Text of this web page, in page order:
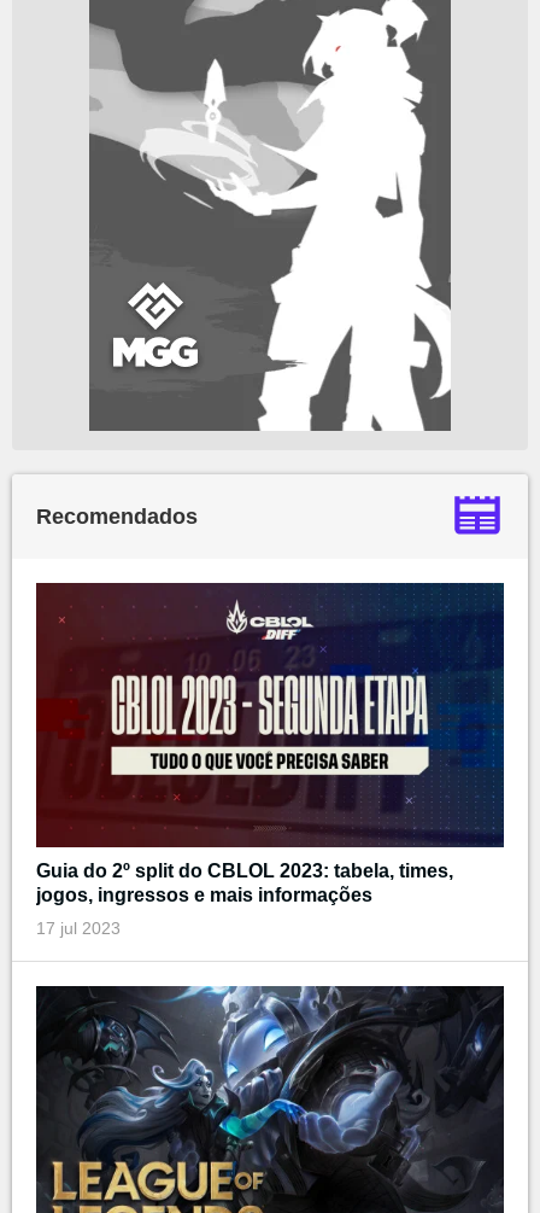
Recomendados
Guia do 2º split do CBLOL 2023: tabela, times,
jogos, ingressos e mais informações
17 jul 2023